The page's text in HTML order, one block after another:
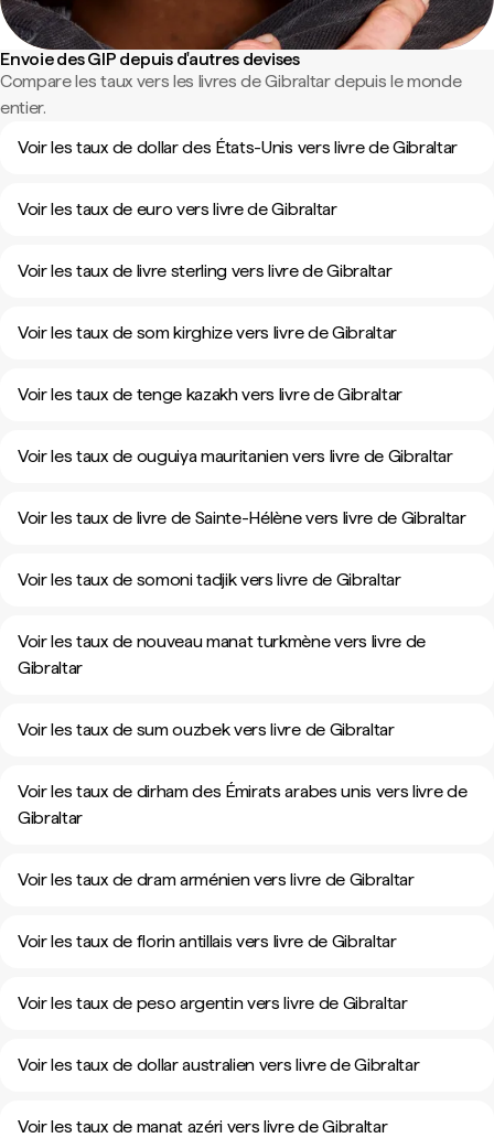
Envoie des GIP depuis d'autres devises
Compare les taux vers les livres de Gibraltar depuis le monde
entier.
Voir les taux de dollar des États-Unis vers livre de Gibraltar
Voir les taux de euro vers livre de Gibraltar
Voir les taux de livre sterling vers livre de Gibraltar
Voir les taux de som kirghize vers livre de Gibraltar
Voir les taux de tenge kazakh vers livre de Gibraltar
Voir les taux de ouguiya mauritanien vers livre de Gibraltar
Voir les taux de livre de Sainte-Hélène vers livre de Gibraltar
Voir les taux de somoni tadjik vers livre de Gibraltar
Voir les taux de nouveau manat turkmène vers livre de
Gibraltar
Voir les taux de sum ouzbek vers livre de Gibraltar
Voir les taux de dirham des Émirats arabes unis vers livre de
Gibraltar
Voir les taux de dram arménien vers livre de Gibraltar
Voir les taux de florin antillais vers livre de Gibraltar
Voir les taux de peso argentin vers livre de Gibraltar
Voir les taux de dollar australien vers livre de Gibraltar
Voir les taux de manat azéri vers livre de Gibraltar